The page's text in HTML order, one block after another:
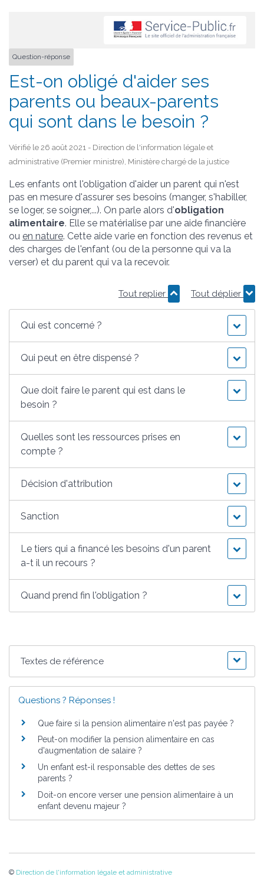
Question-réponse
Est-on obligé d'aider ses
parents ou beaux-parents
qui sont dans le besoin ?
Vérifié le 26 août 2021 - Direction de l'information légale et
administrative (Premier ministre), Ministère chargé de la justice
Les enfants ont l'obligation d'aider un parent qui n'est
pas en mesure d'assurer ses besoins (manger, s'habiller,
se loger, se soigner,...). On parle alors d'obligation
alimentaire. Elle se matérialise par une aide financière
ou en nature. Cette aide varie en fonction des revenus et
des charges de l'enfant (ou de la personne qui va la
verser) et du parent qui va la recevoir.
Tout replier Tout déplier
Qui est concerné ?
Qui peut en être dispensé ?
Que doit faire le parent qui est dans le
besoin ?
Quelles sont les ressources prises en
compte ?
Décision d'attribution
Sanction
Le tiers qui a financé les besoins d'un parent
a-t il un recours ?
Quand prend fin l'obligation ?
Textes de référence
Questions ? Réponses !
Que faire si la pension alimentaire n'est pas payée ?
Peut-on modifier la pension alimentaire en cas
d'augmentation de salaire ?
Un enfant est-il responsable des dettes de ses
parents ?
Doit-on encore verser une pension alimentaire à un
enfant devenu majeur ?
© Direction de l'information légale et administrative